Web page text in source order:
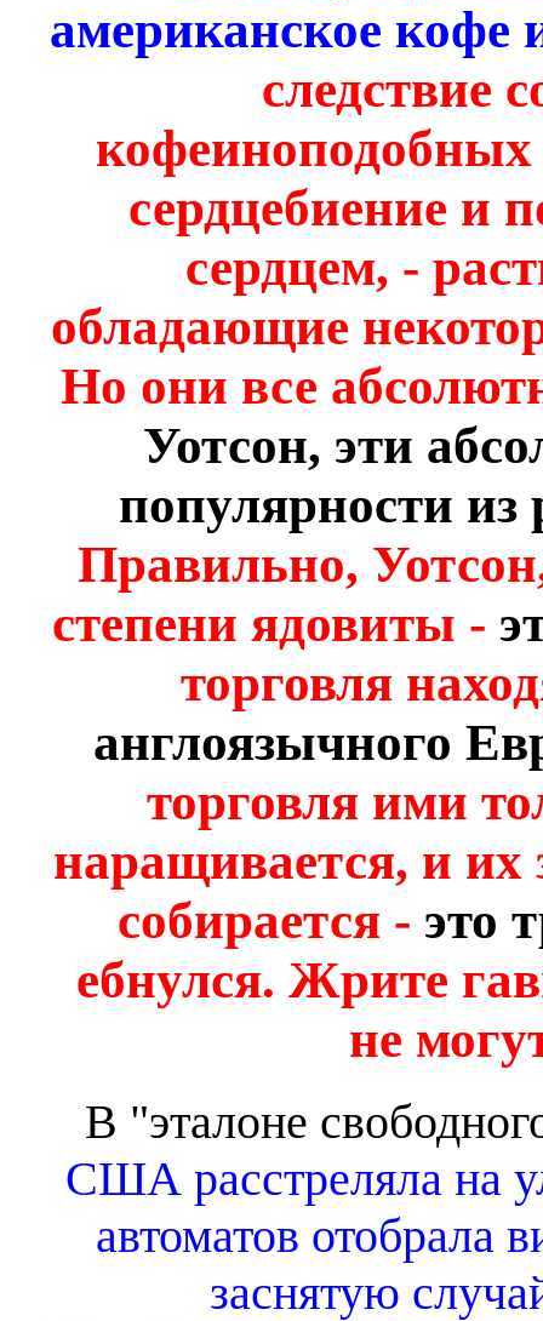
американское кофе
следствие
сердцебиение и
сердцем, -
обладающие
Но они все
Уотсон, эти
популярности
Правильно,
степени ядовиты -
торговля
англоязычного
торговля ими
наращивается, и их
собирается - это
ебнулся. Жрите
не
В "эталоне
США расстреляла на
автоматов отобрала
заснятую